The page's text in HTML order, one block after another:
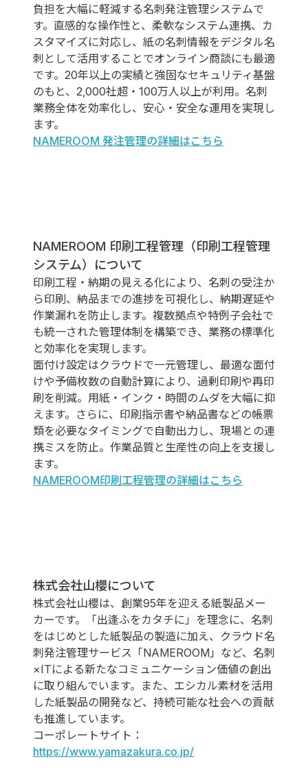
負担を大幅に軽減する名刺発注管理システムで
す。直感的な操作性と、柔軟なシステム連携、カ
スタマイズに対応し、紙の名刺情報をデジタル名
刺として活用することでオンライン商談にも最適
です。20年以上の実績と強固なセキュリティ基盤
のもと、2,000社超・100万人以上が利用。名刺
業務全体を効率化し、安心・安全な運用を実現し
ます。
NAMEROOM 発注管理の詳細はこちら
NAMEROOM 印刷工程管理 （印刷工程管理
システム） について
印刷工程・納期の見える化により、名刺の受注か
ら印刷、納品までの進捗を可視化し、納期遅延や
作業漏れを防止します。複数拠点や特例子会社で
も統一された管理体制を構築でき、業務の標準化
と効率化を実現します。
面付け設定はクラウドで一元管理し、最適な面付
けや予備枚数の自動計算により、過剰印刷や再印
刷を削減。用紙・インク・時間のムダを大幅に抑
えます。さらに、印刷指示書や納品書などの帳票
類を必要なタイミングで自動出力し、現場との連
携ミスを防止。作業品質と生産性の向上を支援し
ます。
NAMEROOM印刷工程管理の詳細はこちら
株式会社山櫻について
株式会社山櫻は、創業95年を迎える紙製品メー
カーです。「出逢ふをカタチに」を理念に、名刺
をはじめとした紙製品の製造に加え、クラウド名
刺発注管理サービス「NAMEROOM」など、名刺
×ITによる新たなコミュニケーション価値の創出
に取り組んでいます。また、エシカル素材を活用
した紙製品の開発など、持続可能な社会への貢献
も推進しています。
コーポレートサイト：
https://www.yamazakura.co.jp/